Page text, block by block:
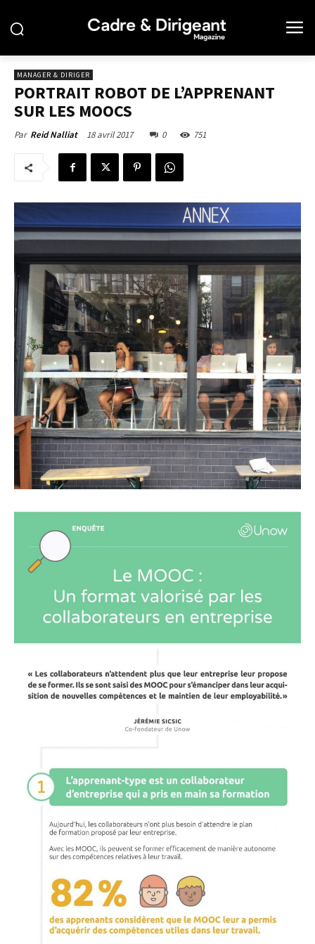
MANAGER & DIRIGER
PORTRAIT ROBOT DE L’APPRENANT
SUR LES MOOCS
Par Reid Nalliat 18 avril 2017 0 751